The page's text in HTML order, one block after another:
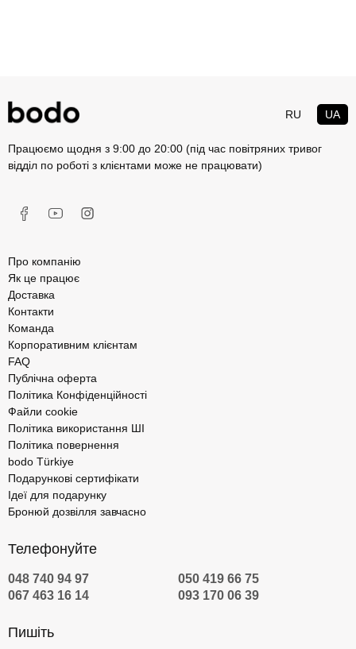
RU UA
Працюємо щодня з 9:00 до 20:00 (під час повітряних тривог
відділ по роботі з клієнтами може не працювати)
Про компанію
Як це працює
Доставка
Контакти
Команда
Корпоративним клієнтам
FAQ
Публічна оферта
Політика Конфіденційності
Файли cookie
Політика використання ШІ
Політика повернення
bodo Türkiye
Подарункові сертифікати
Ідеї для подарунку
Бронюй дозвілля завчасно
Телефонуйте
048 740 94 97
050 419 66 75
067 463 16 14
093 170 06 39
Пишіть